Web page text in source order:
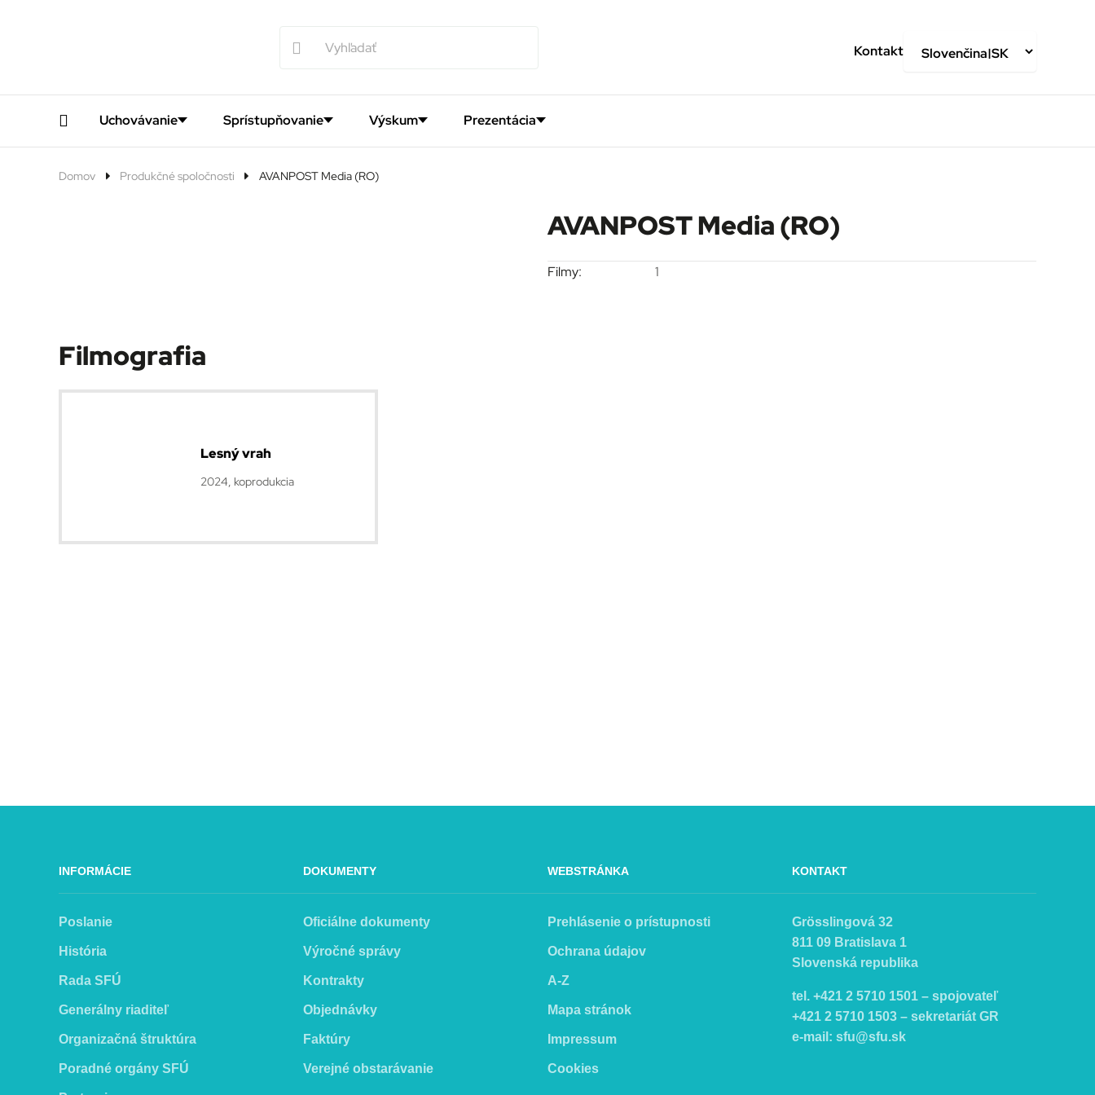
Uchovávanie Sprístupňovanie Výskum Prezentácia
Kontakt
Domov Produkčné spoločnosti AVANPOST Media (RO)
AVANPOST Media (RO)
Filmy: 1
Filmografia
Lesný vrah
2024, koprodukcia
INFORMÁCIE
Poslanie
História
Rada SFÚ
Generálny riaditeľ
Organizačná štruktúra
Poradné orgány SFÚ
DOKUMENTY
Oficiálne dokumenty
Výročné správy
Kontrakty
Objednávky
Faktúry
Verejné obstarávanie
WEBSTRÁNKA
Prehlásenie o prístupnosti
Ochrana údajov
A-Z
Mapa stránok
Impressum
Cookies
KONTAKT
Grösslingová 32
811 09 Bratislava 1
Slovenská republika
tel. +421 2 5710 1501 – spojovateľ
+421 2 5710 1503 – sekretariát GR
e-mail: sfu@sfu.sk